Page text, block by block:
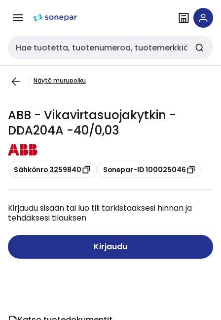
navigointiinsisältöön
Haku
Näytä murupolku
ABB - Vikavirtasuojakytkin -
DDA204A -40/0,03
Kopioi
Sähkönro 3259840 Kopioi
Sonepar-ID 100025046
Kirjaudu sisään tai luo tili tarkistaaksesi hinnan ja
tehdäksesi tilauksen
Kirjaudu